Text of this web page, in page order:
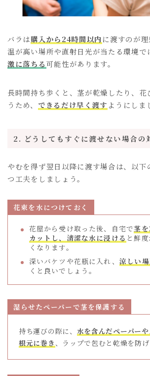
バラは購入から24時間以内に渡すのが
温が高い場所や直射日光が当たる環境で
激に落ちる可能性があります。
長時間持ち歩くと、茎が乾燥したり、花
うため、 できるだけ早く渡す ようにしま
2. どうしてもすぐに渡せない場合の
やむを得ず翌日以降に渡す場合は、以下
つ工夫をしましょう。
花束を水につけておく
花屋から受け取った後、自宅で茎
カットし、清潔な水に浸ける と鮮
くなります。
深いバケツや花瓶に入れ、 涼しい
くと良いでしょう。
湿らせたペーパーで茎を保護する
持ち運びの際に、 水を含んだペーパー
根元に巻き 、ラップで包むと乾燥を防げ